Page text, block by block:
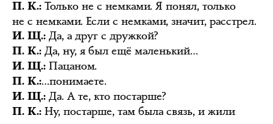
П. К.: Только не с немками. Я понял, только
не с немками. Если с немками, значит, расстрел.
И. Щ.: Да, а друг с дружкой?
П. К.: Да, ну, я был ещё маленький…
И. Щ.: Пацаном.
П. К.:…понимаете.
И. Щ.: Да. А те, кто постарше?
П. К.: Ну, постарше, там была связь, и жили